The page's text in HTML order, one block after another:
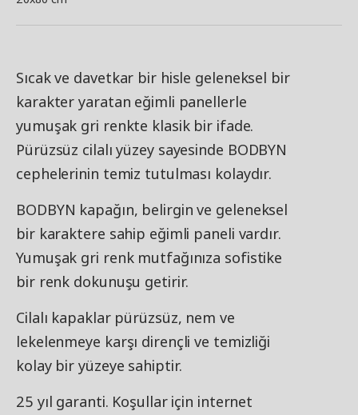
Sıcak ve davetkar bir hisle geleneksel bir
karakter yaratan eğimli panellerle
yumuşak gri renkte klasik bir ifade.
Pürüzsüz cilalı yüzey sayesinde BODBYN
cephelerinin temiz tutulması kolaydır.
BODBYN kapağın, belirgin ve geleneksel
bir karaktere sahip eğimli paneli vardır.
Yumuşak gri renk mutfağınıza sofistike
bir renk dokunuşu getirir.
Cilalı kapaklar pürüzsüz, nem ve
lekelenmeye karşı dirençli ve temizliği
kolay bir yüzeye sahiptir.
25 yıl garanti. Koşullar için internet